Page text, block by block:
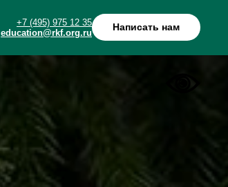
+7 (495) 975 12 35
education@rkf.org.ru
Написать нам